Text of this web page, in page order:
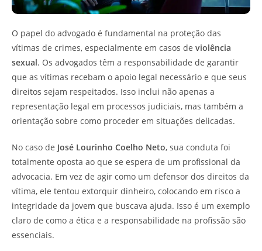
O papel do advogado é fundamental na proteção das
vítimas de crimes, especialmente em casos de violência
sexual. Os advogados têm a responsabilidade de garantir
que as vítimas recebam o apoio legal necessário e que seus
direitos sejam respeitados. Isso inclui não apenas a
representação legal em processos judiciais, mas também a
orientação sobre como proceder em situações delicadas.
No caso de José Lourinho Coelho Neto, sua conduta foi
totalmente oposta ao que se espera de um profissional da
advocacia. Em vez de agir como um defensor dos direitos da
vítima, ele tentou extorquir dinheiro, colocando em risco a
integridade da jovem que buscava ajuda. Isso é um exemplo
claro de como a ética e a responsabilidade na profissão são
essenciais.